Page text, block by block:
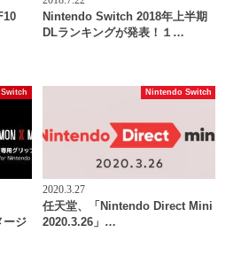
Nintendo Switch 2018年上半期
DLランキングが発表！１…
ージ
Nintendo Switch
2020.3.27
任天堂、「Nintendo Direct Mini
2020.3.26」…